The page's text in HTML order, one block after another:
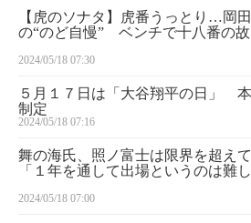
【虎のソナタ】虎番うっとり…岡
の“のど自慢” ベンチで十八番の
う」
2024/05/18 07:30
５月１７日は「大谷翔平の日」
制定
2024/05/18 07:16
舞の海氏、照ノ富士は限界を超え
「１年を通して出場というのは難
2024/05/18 07:00